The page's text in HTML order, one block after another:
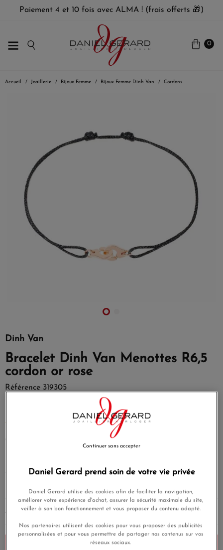
Paiement 4 et 10 fois avec ALMA ! (frais offerts 🎁)
0
Accueil Joaillerie Bijoux Femme Bijoux Femme Dinh Van Cordons
Dinh Van
Bracelet Dinh Van Menottes R6,5
cordon or rose
Référence 319305
Bracelet sur cordon Menottes dinh van R6,5 en or rose.
AJOUTER UNE GRAVURE(Option)
Ajouter au panier
Daniel Gerard prend soin de votre vie privée
Daniel Gerard utilise des cookies afin de faciliter la navigation,
améliorer votre expérience d'achat, assurer la sécurité maximale du site,
veiller à son bon fonctionnement et vous proposer du contenu adapté.
Nos partenaires utilisent des cookies pour vous proposer des publicités
personnalisées et pour vous permettre de partager nos contenus sur vos
réseaux sociaux.
Continuer sans accepter